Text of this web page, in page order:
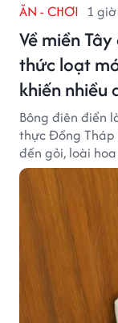
ĂN - CHƠI 1
Về miền
thức loạt
khiến nhiều
Bông điên điển
thực Đồng Tháp
đến gỏi, loài
ngon khiến du